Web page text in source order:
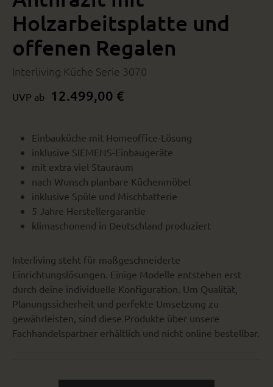
Holzarbeitsplatte und
offenen Regalen
Interliving Küche Serie 3070
UVP ab 12.499,00 €
Einbauküche mit Homeoffice-Lösung
inklusive SIEMENS-Einbaugeräte
mit extra viel Stauraum
nach Wunsch planbare Küchenmöbel
inklusive Spüle und Mischbatterie
5 Jahre Herstellergarantie
klimaschonend in Deutschland produziert
Interliving steht für maßgeschneiderte
Einrichtungslösungen. Einige Modelle entstehen erst
durch deine individuelle Konfiguration. Um Qualität,
Planungssicherheit und perfekte Umsetzung zu
gewährleisten, sind diese Produkte über unsere
Fachhandelspartner erhältlich und nicht online bestellbar.